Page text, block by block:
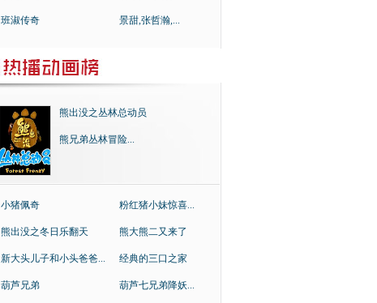
班淑传奇 景甜,张哲瀚,...
熊出没之丛林总动员
熊兄弟丛林冒险...
小猪佩奇 粉红猪小妹惊喜...
熊出没之冬日乐翻天 熊大熊二又来了
新大头儿子和小头爸爸... 经典的三口之家
葫芦兄弟 葫芦七兄弟降妖...